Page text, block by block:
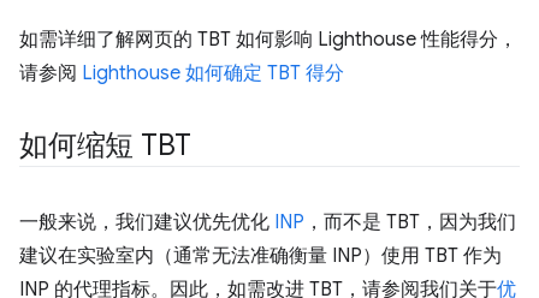
如需详细了解网页的 TBT 如何影响 Lighthouse 性能得分，
请参阅 Lighthouse 如何确定 TBT 得分
如何缩短 TBT
一般来说，我们建议优先优化 INP ，而不是 TBT，因为我们
建议在实验室内（通常无法准确衡量 INP）使用 TBT 作为
INP 的代理指标。因此，如需改进 TBT，请参阅我们关于优